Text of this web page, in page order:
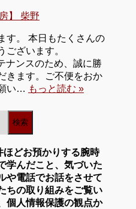
】 柴野
す。 本日もたくさんの
ございます。
ナンスのため、誠に勝
きます。ご不便をおか
い… もっと読む »
ほどお預かりする腕時
学んだこと、気づいた
や電話でお話をさせて
ちの取り組みをご覧い
個人情報保護の観点か